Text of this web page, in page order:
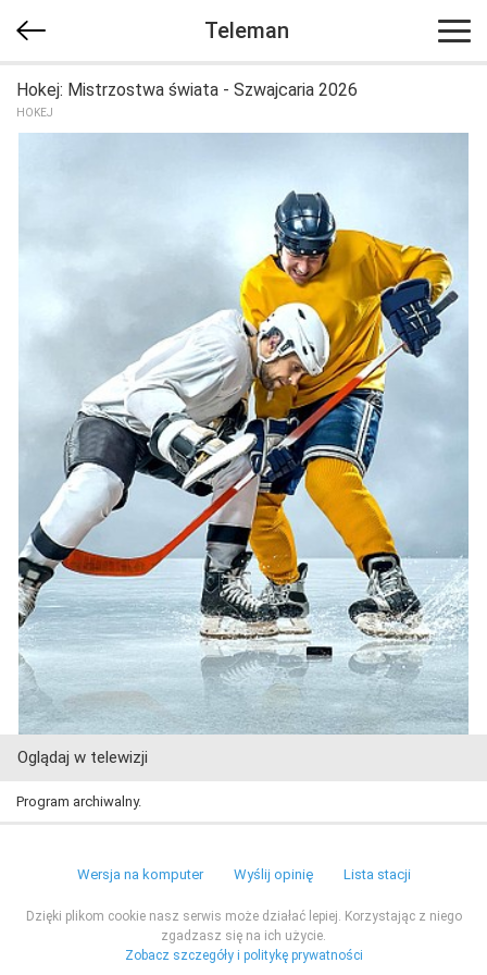
Teleman
Hokej: Mistrzostwa świata - Szwajcaria 2026
HOKEJ
Oglądaj w telewizji
Program archiwalny.
Wersja na komputer Wyślij opinię Lista stacji
Dzięki plikom cookie nasz serwis może działać lepiej. Korzystając z niego
zgadzasz się na ich użycie.
Zobacz szczegóły i politykę prywatności